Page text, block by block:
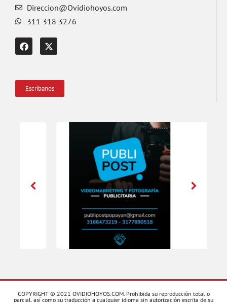
Direccion@Ovidiohoyos.com
311 318 3276
Escríbanos
COPYRIGHT © 2021 OVIDIOHOYOS.COM. Prohibida su reproducción total o
parcial, así como su traducción a cualquier idioma sin autorización escrita de su